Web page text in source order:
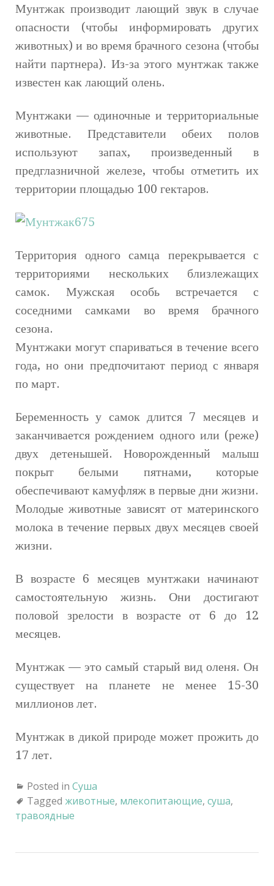
Мунтжак производит лающий звук в случае
опасности (чтобы информировать других
животных) и во время брачного сезона (чтобы
найти партнера). Из-за этого мунтжак также
известен как лающий олень.
Мунтжаки — одиночные и территориальные
животные. Представители обеих полов
используют запах, произведенный в
предглазничной железе, чтобы отметить их
территории площадью 100 гектаров.
Территория одного самца перекрывается с
территориями нескольких близлежащих
самок. Мужская особь встречается с
соседними самками во время брачного
сезона.
Мунтжаки могут спариваться в течение всего
года, но они предпочитают период с января
по март.
Беременность у самок длится 7 месяцев и
заканчивается рождением одного или (реже)
двух детенышей. Новорожденный малыш
покрыт белыми пятнами, которые
обеспечивают камуфляж в первые дни жизни.
Молодые животные зависят от материнского
молока в течение первых двух месяцев своей
жизни.
В возрасте 6 месяцев мунтжаки начинают
самостоятельную жизнь. Они достигают
половой зрелости в возрасте от 6 до 12
месяцев.
Мунтжак — это самый старый вид оленя. Он
существует на планете не менее 15-30
миллионов лет.
Мунтжак в дикой природе может прожить до
17 лет.
Posted in Суша
Tagged животные, млекопитающие, суша,
травоядные